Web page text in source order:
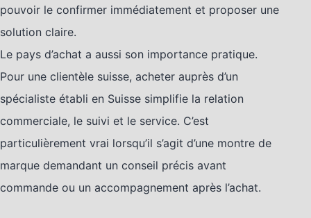
pouvoir le confirmer immédiatement et proposer une
solution claire.
Le pays d’achat a aussi son importance pratique.
Pour une clientèle suisse, acheter auprès d’un
spécialiste établi en Suisse simplifie la relation
commerciale, le suivi et le service. C’est
particulièrement vrai lorsqu’il s’agit d’une montre de
marque demandant un conseil précis avant
commande ou un accompagnement après l’achat.